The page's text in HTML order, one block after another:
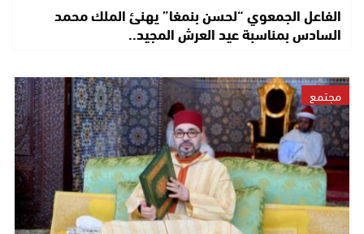
الفاعل الجمعوي “لحسن بنمغا” يهنئ الملك محمد
السادس بمناسبة عيد العرش المجيد..
مجتمع